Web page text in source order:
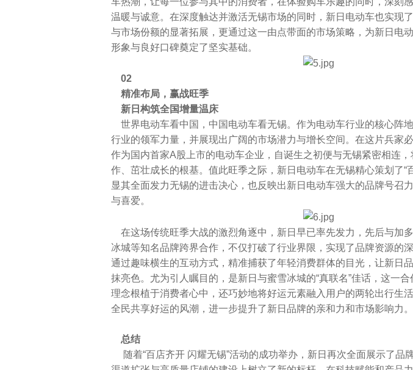
温暖与诚意。在深度触达并激活无锡市场的同时，新日电动车也实现
与市场份额的显著拓展，更通过这一由点带面的市场策略，为新日电
形象与良好口碑奠定了坚实基础。
02
精准布局，赢战旺季
新日构筑全国增量温床
世界电动车看中国，中国电动车看无锡。作为电动车行业的核心阵
行业的领军力量，并展现出广阔的市场潜力与增长空间。在这片兵家
作为国内首家A股上市的电动车企业，自诞生之初便与无锡紧密相连
作、茁壮成长的根基。值此旺季之际，新日电动车在无锡精心策划了“
显其全面发力无锡的进击决心，也反映出新日电动车强大的品牌号召
与喜爱。
在这场传统旺季大战的激烈角逐中，新日早已率先发力，先后与加
冰城等知名品牌跨界合作，不仅打破了行业界限，实现了品牌资源的
通过趣味横生的互动方式，精准捕获了年轻消费群体的目光，让新日
抹亮色。尤为引人瞩目的，是新日与蜜雪冰城的“真联名”佳话，这一合
理念根植于消费者心中，还巧妙地将好运元素融入用户的两轮出行生
全民共享好运的风潮，进一步提升了新日品牌的亲和力和市场影响力。
总结
随着“百店齐开 闪耀无锡”活动的成功举办，新日再次全面展示了品